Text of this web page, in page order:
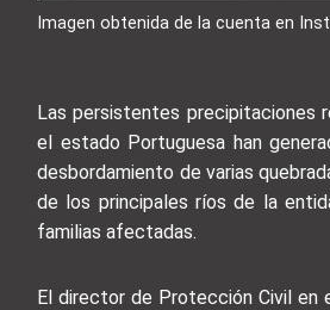
Imagen obtenida de la cuenta en
Las persistentes precipitaciones
el estado Portuguesa han
desbordamiento de varias
de los principales ríos de la
familias afectadas.
El director de Protección Civil en